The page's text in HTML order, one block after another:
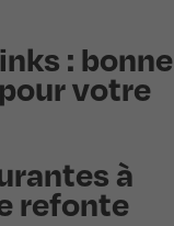
: bonne
votre
à
refonte